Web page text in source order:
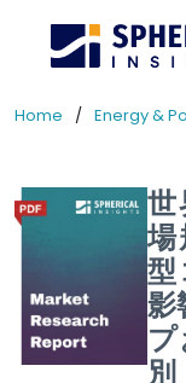
Home Energy &
型
影